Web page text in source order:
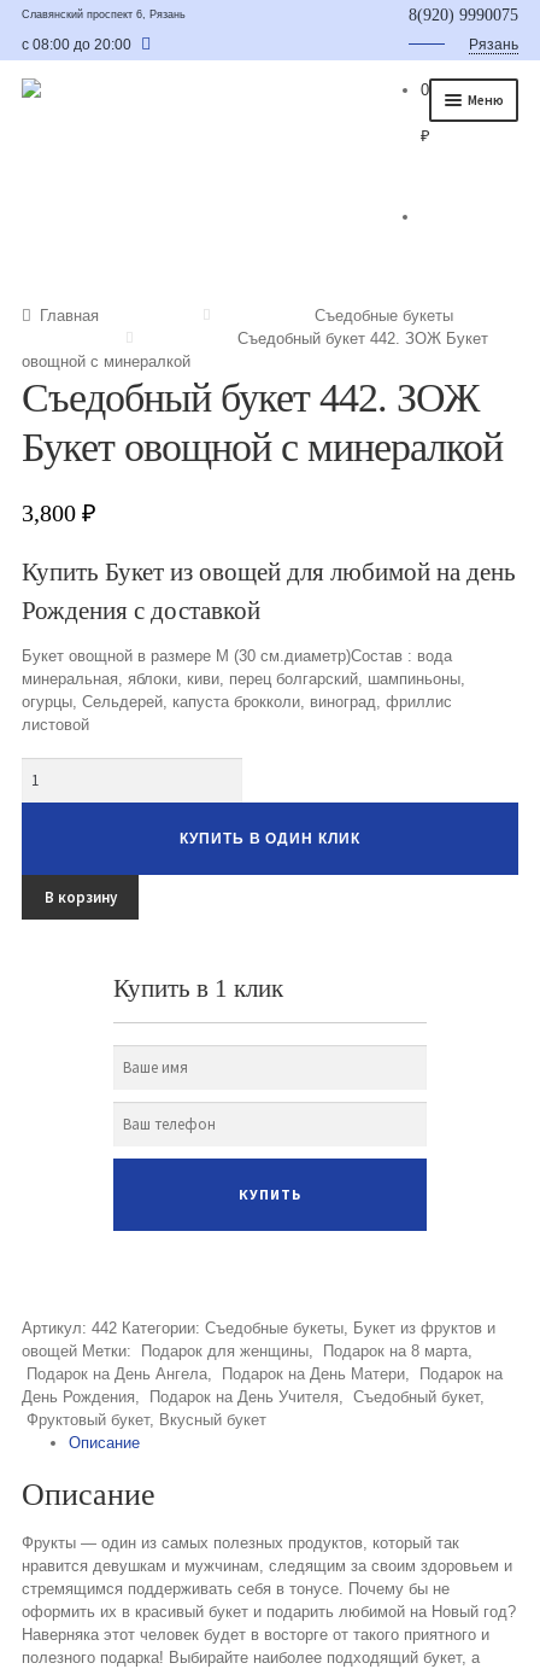
Славянский проспект 6, Рязань
с 08:00 до 20:00
8(920) 9990075
Рязань
Меню
Букет для мужчины
Букет из фруктов и овощей
Сладкие букеты из конфет
Букеты из сухофруктов и орехов
Овощные букеты
Детские букеты
Букет учителю
Съедобные Корзины
Съедобные Боксы Ящики
Доставка
0
₽
Главная
Съедобные букеты
Съедобный букет 442. ЗОЖ Букет
овощной с минералкой
Съедобный букет 442. ЗОЖ
Букет овощной с минералкой
3,800₽
Купить Букет из овощей для любимой на день
Рождения с доставкой
Букет овощной в размере М (30 см.диаметр)Состав : вода
минеральная, яблоки, киви, перец болгарский, шампиньоны,
огурцы, Сельдерей, капуста брокколи, виноград, фриллис
листовой
КУПИТЬ В ОДИН КЛИК
В корзину
Купить в 1 клик
Артикул:442 Категории:Съедобные букеты, Букет из фруктов и
овощей Метки: Подарок для женщины, Подарок на 8 марта,
Подарок на День Ангела, Подарок на День Матери,
Подарок на
День Рождения, Подарок на День Учителя, Съедобный букет,
Фруктовый букет, Вкусный букет
Описание
Описание
Фрукты — один из самых полезных продуктов, который так
нравится девушкам и мужчинам, следящим за своим здоровьем и
стремящимся поддерживать себя в тонусе. Почему бы не
оформить их в красивый букет и подарить любимой на Новый год?
Наверняка этот человек будет в восторге от такого приятного и
полезного подарка! Выбирайте наиболее подходящий букет, а